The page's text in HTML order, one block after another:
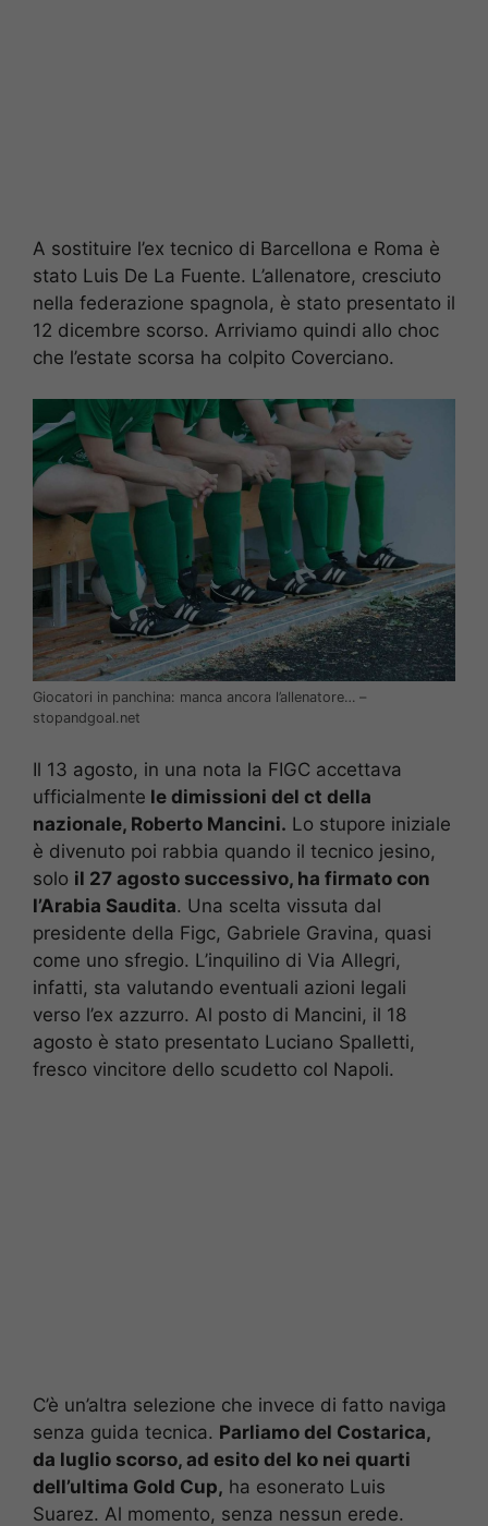
A sostituire l’ex tecnico di Barcellona e Roma è
stato Luis De La Fuente. L’allenatore, cresciuto
nella federazione spagnola, è stato presentato il
12 dicembre scorso. Arriviamo quindi allo choc
che l’estate scorsa ha colpito Coverciano.
Giocatori in panchina: manca ancora l’allenatore… –
stopandgoal.net
Il 13 agosto, in una nota la FIGC accettava
ufficialmente le dimissioni del ct della
nazionale, Roberto Mancini. Lo stupore iniziale
è divenuto poi rabbia quando il tecnico jesino,
solo il 27 agosto successivo, ha firmato con
l’Arabia Saudita. Una scelta vissuta dal
presidente della Figc, Gabriele Gravina, quasi
come uno sfregio. L’inquilino di Via Allegri,
infatti, sta valutando eventuali azioni legali
verso l’ex azzurro. Al posto di Mancini, il 18
agosto è stato presentato Luciano Spalletti,
fresco vincitore dello scudetto col Napoli.
C’è un’altra selezione che invece di fatto naviga
senza guida tecnica. Parliamo del Costarica,
da luglio scorso, ad esito del ko nei quarti
dell’ultima Gold Cup, ha esonerato Luis
Suarez. Al momento, senza nessun erede.